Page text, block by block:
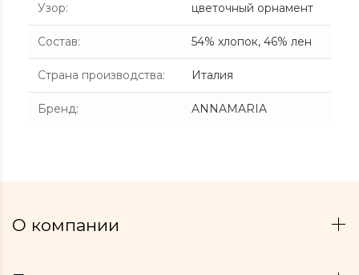
Узор: цветочный орнамент
Состав: 54% хлопок, 46% лен
Страна производства: Италия
Бренд: ANNAMARIA
О компании